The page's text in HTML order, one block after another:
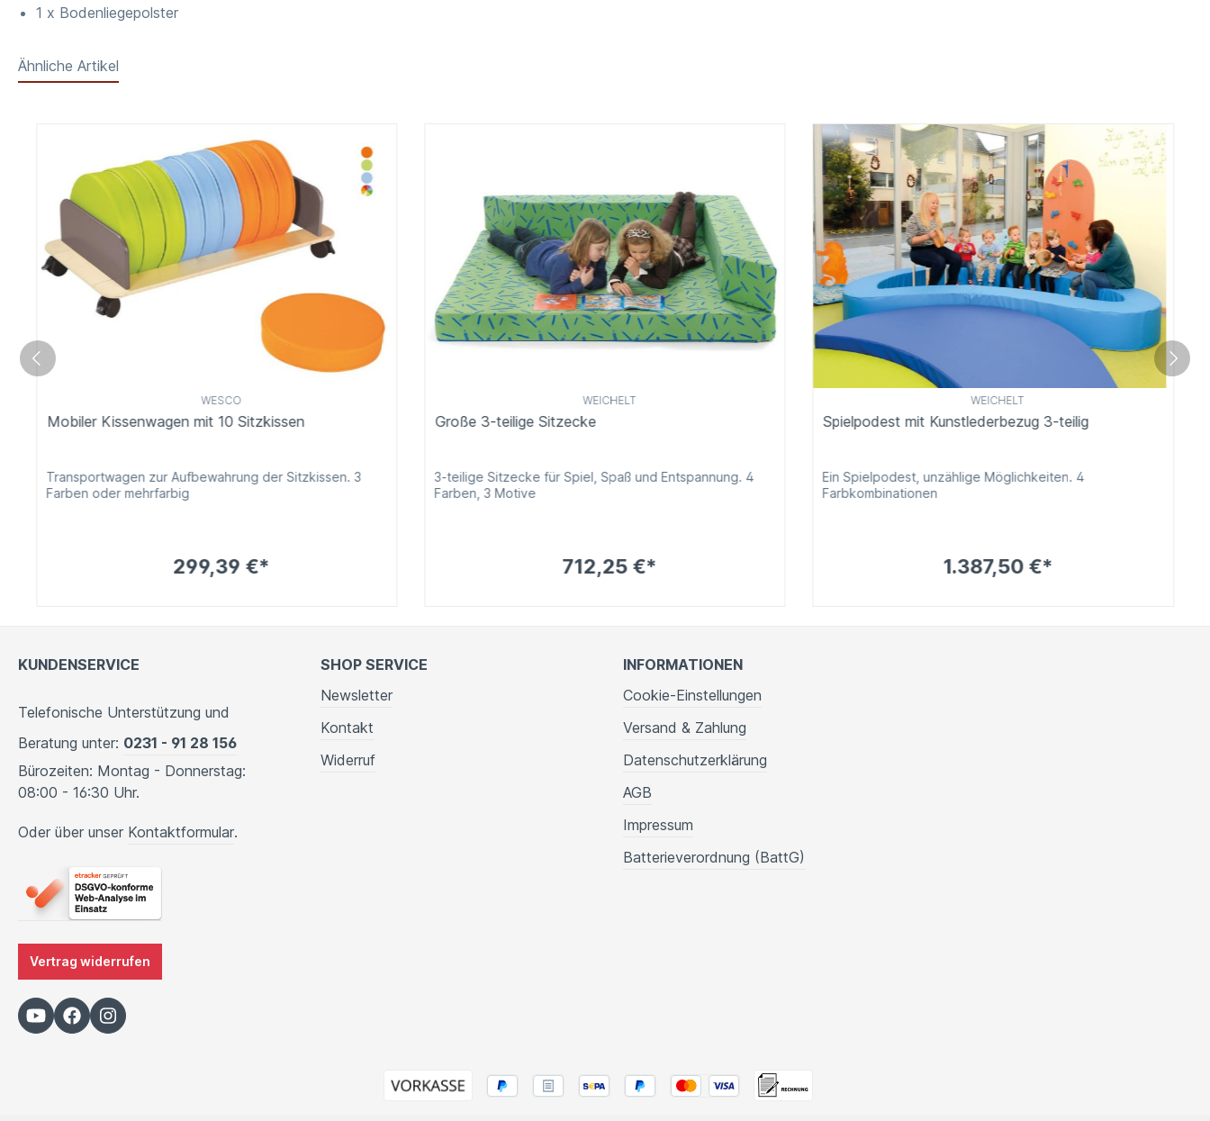
1 x Bodenliegepolster
Ähnliche Artikel
WESCO
Mobiler Kissenwagen mit 10 Sitzkissen
Transportwagen zur Aufbewahrung der Sitzkissen. 3
Farben oder mehrfarbig
299,39 €*
WEICHELT
Große 3-teilige Sitzecke
3-teilige Sitzecke für Spiel, Spaß und Entspannung. 4
Farben, 3 Motive
712,25 €*
WEICHELT
Spielpodest mit Kunstlederbezug 3-teilig
Ein Spielpodest, unzählige Möglichkeiten. 4
Farbkombinationen
1.387,50 €*
KUNDENSERVICE
Telefonische Unterstützung und
Beratung unter: 0231 - 91 28 156
Bürozeiten: Montag - Donnerstag:
08:00 - 16:30 Uhr.
Oder über unser Kontaktformular.
Vertrag widerrufen
SHOP SERVICE
Newsletter
Kontakt
Widerruf
INFORMATIONEN
Cookie-Einstellungen
Versand & Zahlung
Datenschutzerklärung
AGB
Impressum
Batterieverordnung (BattG)